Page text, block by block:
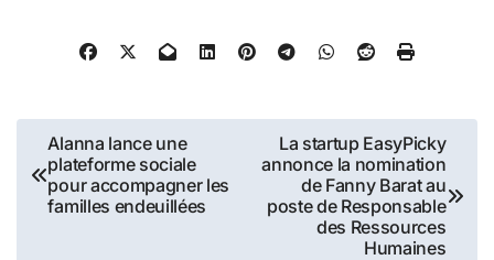
Navigation
de
l’article
Alanna lance une
plateforme sociale
pour accompagner les
familles endeuillées
La startup EasyPicky
annonce la nomination
de Fanny Barat au
poste de Responsable
des Ressources
Humaines